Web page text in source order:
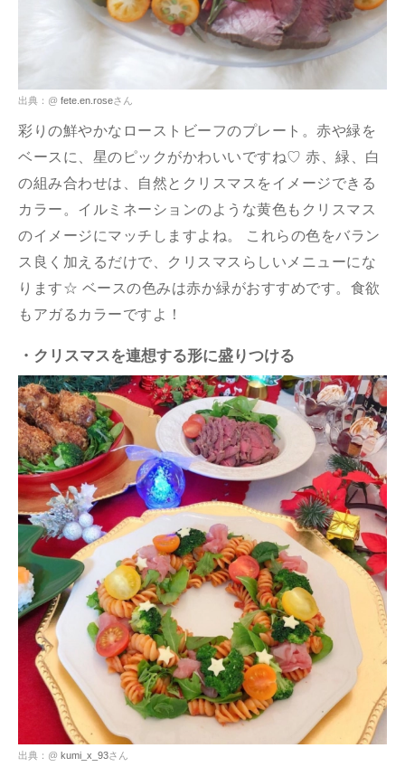
出典：@ fete.en.roseさん
彩りの鮮やかなローストビーフのプレート。赤や緑を
ベースに、星のピックがかわいいですね♡ 赤、緑、白
の組み合わせは、自然とクリスマスをイメージできる
カラー。イルミネーションのような黄色もクリスマス
のイメージにマッチしますよね。 これらの色をバラン
ス良く加えるだけで、クリスマスらしいメニューにな
ります☆ ベースの色みは赤か緑がおすすめです。食欲
もアガるカラーですよ！
・クリスマスを連想する形に盛りつける
出典：@ kumi_x_93さん